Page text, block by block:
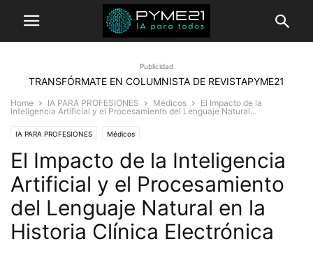
Publicidad
TRANSFÓRMATE EN COLUMNISTA DE REVISTAPYME21
Home IA PARA PROFESIONES Médicos
El Impacto de la
Inteligencia Artificial y el Procesamiento del Lenguaje Natural...
IA PARA PROFESIONES Médicos
El Impacto de la Inteligencia
Artificial y el Procesamiento
del Lenguaje Natural en la
Historia Clínica Electrónica